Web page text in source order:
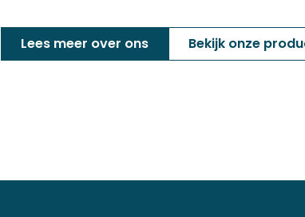
Lees meer over ons Bekijk onze